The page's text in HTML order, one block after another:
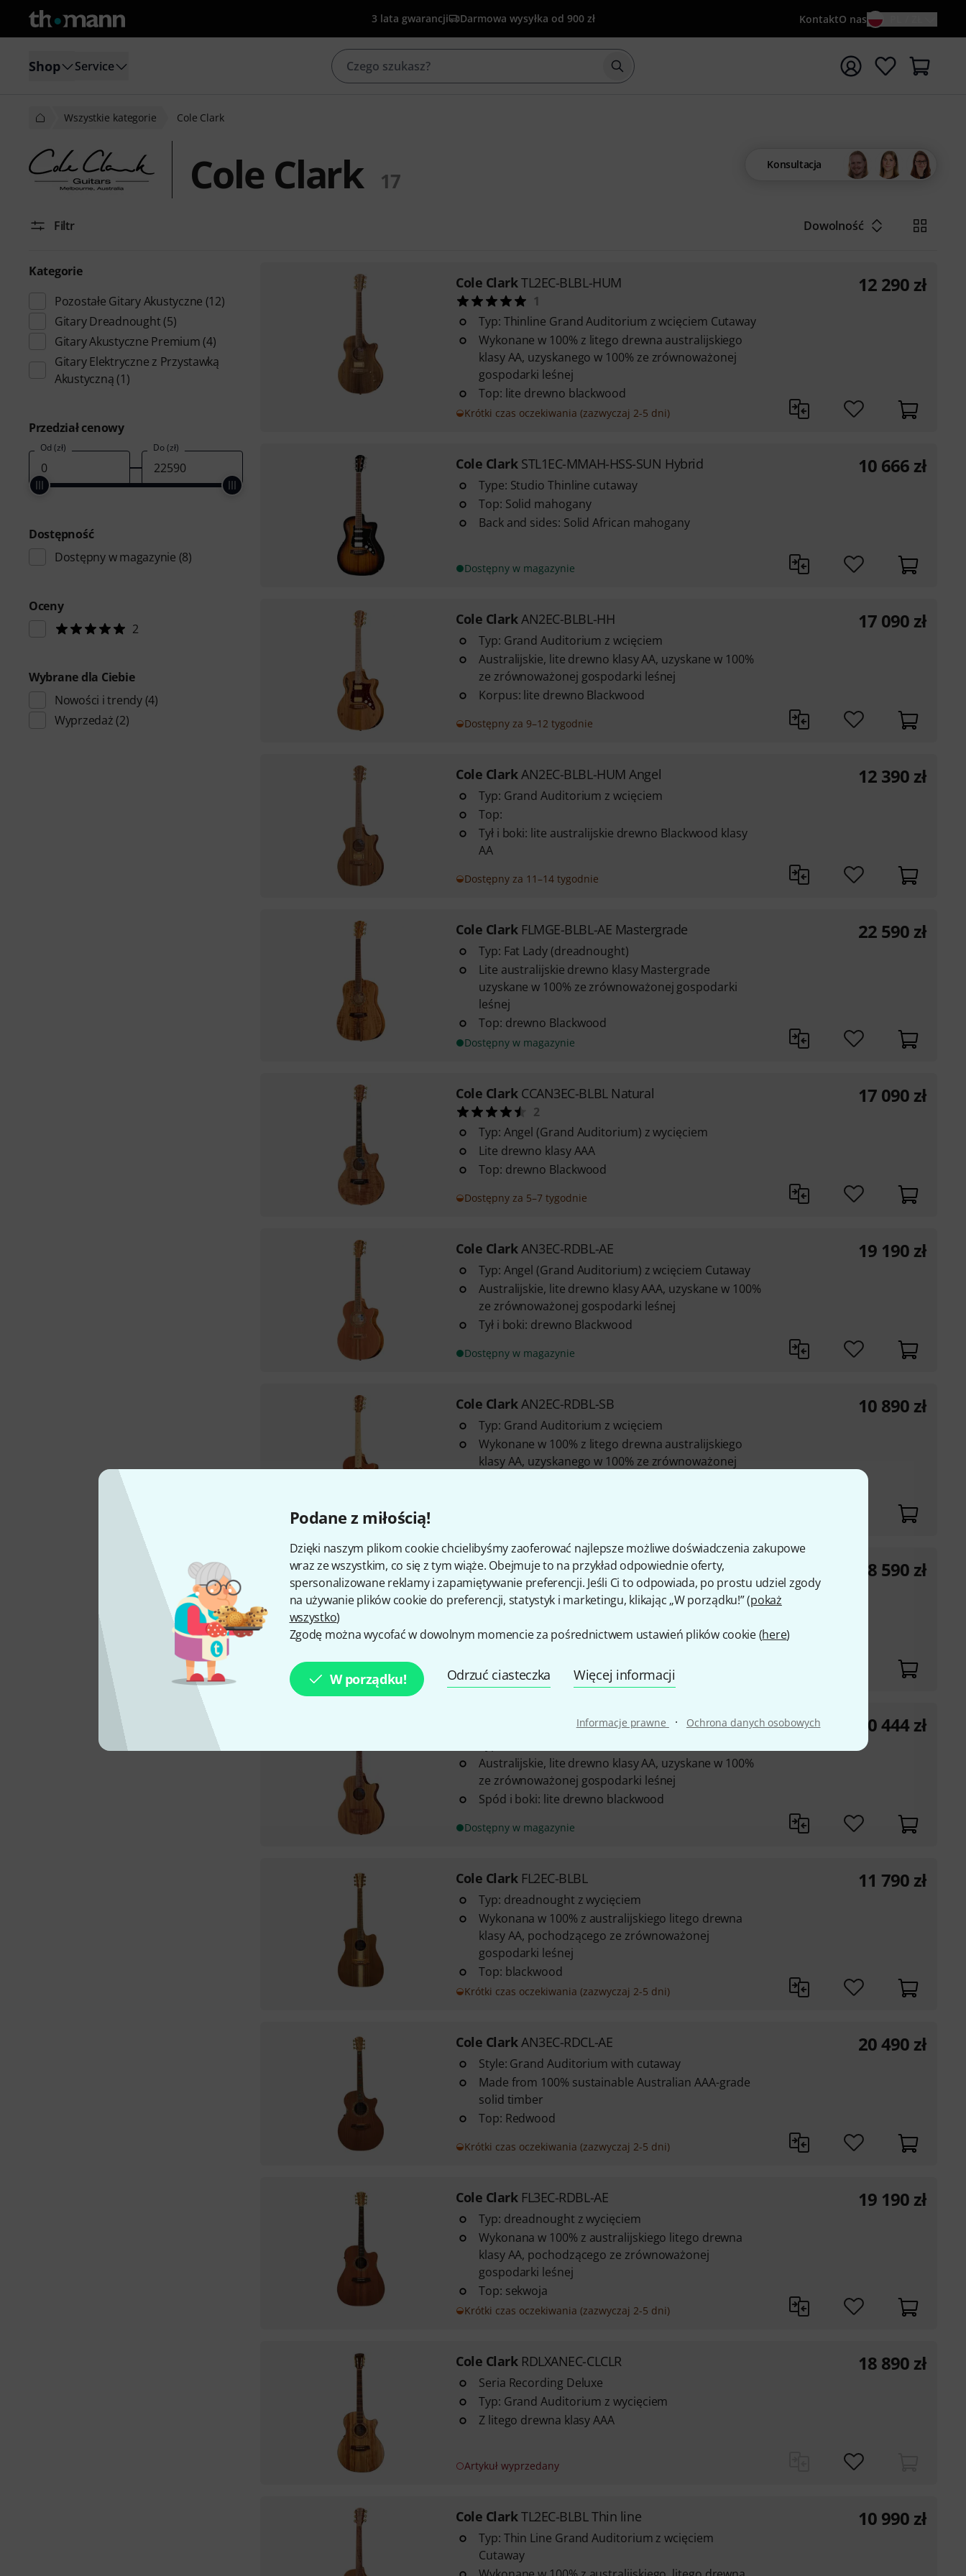
Podane z miłością!
Dzięki naszym plikom cookie chcielibyśmy zaoferować najlepsze możliwe doświadczenia zakupowe
wraz ze wszystkim, co się z tym wiąże. Obejmuje to na przykład odpowiednie oferty,
spersonalizowane reklamy i zapamiętywanie preferencji. Jeśli Ci to odpowiada, po prostu udziel zgody
na używanie plików cookie do preferencji, statystyk i marketingu, klikając „W porządku!” (pokaż
wszystko)
Zgodę można wycofać w dowolnym momencie za pośrednictwem ustawień plików cookie (here)
W porządku! Odrzuć ciasteczka Więcej informacji
Informacje prawne · Ochrona danych osobowych
3 lata gwarancji Darmowa wysyłka od 900 zł KontaktO nas
Shop Service Rozpocznij wyszukiwanie od słowa kluczowego {searchTerm}
Wszystkie kategorie Cole Clark
Cole Clark 17
Konsultacja
Filtr Dowolność
Kategorie
Pozostałe Gitary Akustyczne (12)
Gitary Dreadnought (5)
Gitary Akustyczne Premium (4)
Gitary Elektryczne z Przystawką
Akustyczną (1)
Przedział cenowy
Od (zł) Do (zł)
Dostępność
Dostępny w magazynie (8)
Oceny
2
Wybrane dla Ciebie
Nowości i trendy(4)
Wyprzedaż (2)
Cole ClarkTL2EC-BLBL-HUM
1
Typ: Thinline Grand Auditorium z wcięciem Cutaway
Wykonane w 100% z litego drewna australijskiego
klasy AA, uzyskanego w 100% ze zrównoważonej
gospodarki leśnej
Top: lite drewno blackwood
Krótki czas oczekiwania (zazwyczaj 2-5 dni)
12 290 zł
Cole Clark STL1EC-MMAH-HSS-SUN Hybrid
Type: Studio Thinline cutaway
Top: Solid mahogany
Back and sides: Solid African mahogany
Dostępny w magazynie
10 666 zł
Cole ClarkAN2EC-BLBL-HH
Typ: Grand Auditorium z wcięciem
Australijskie, lite drewno klasy AA, uzyskane w 100%
ze zrównoważonej gospodarki leśnej
Korpus: lite drewno Blackwood
Dostępny za 9–12 tygodnie
17 090 zł
Cole ClarkAN2EC-BLBL-HUM Angel
Typ: Grand Auditorium z wcięciem
Top:
Tył i boki: lite australijskie drewno Blackwood klasy
AA
Dostępny za 11–14 tygodnie
12 390 zł
Cole Clark FLMGE-BLBL-AE Mastergrade
Typ: Fat Lady (dreadnought)
Lite australijskie drewno klasy Mastergrade
uzyskane w 100% ze zrównoważonej gospodarki
leśnej
Top: drewno Blackwood
Dostępny w magazynie
22 590 zł
Cole Clark CCAN3EC-BLBL Natural
2
Typ: Angel (Grand Auditorium) z wycięciem
Lite drewno klasy AAA
Top: drewno Blackwood
Dostępny za 5–7 tygodnie
17 090 zł
Cole ClarkAN3EC-RDBL-AE
Typ: Angel (Grand Auditorium) z wcięciem Cutaway
Australijskie, lite drewno klasy AAA, uzyskane w 100%
ze zrównoważonej gospodarki leśnej
Tył i boki: drewno Blackwood
Dostępny w magazynie
19 190 zł
Cole ClarkAN2EC-RDBL-SB
Typ: Grand Auditorium z wcięciem
Wykonane w 100% z litego drewna australijskiego
klasy AA, uzyskanego w 100% ze zrównoważonej
10 890 zł
Cole ClarkAN3EC-BLBL-AE
Style: Grand Auditorium with cutaway
100% sustainable Australian AAA-grade solid woods
Body: Blackwood
Dostępny w magazynie
18 590 zł
AN2EC-BLBL Angel
Australijskie, lite drewno klasy AA, uzyskane w 100%
ze zrównoważonej gospodarki leśnej
Spód i boki: lite drewno blackwood
Dostępny w magazynie
10 444 zł
Cole Clark FL2EC-BLBL
Typ: dreadnought z wycięciem
Wykonana w 100% z australijskiego litego drewna
klasy AA, pochodzącego ze zrównoważonej
gospodarki leśnej
Top: blackwood
Krótki czas oczekiwania (zazwyczaj 2-5 dni)
11 790 zł
Cole ClarkAN3EC-RDCL-AE
Style: Grand Auditorium with cutaway
Made from 100% sustainable Australian AAA-grade
solid timber
Top: Redwood
Krótki czas oczekiwania (zazwyczaj 2-5 dni)
20 490 zł
Cole Clark FL3EC-RDBL-AE
Typ: dreadnought z wycięciem
Wykonana w 100% z australijskiego litego drewna
klasy AA, pochodzącego ze zrównoważonej
gospodarki leśnej
Top: sekwoja
Krótki czas oczekiwania (zazwyczaj 2-5 dni)
19 190 zł
Cole Clark RDLXANEC-CLCLR
Seria Recording Deluxe
Typ: Grand Auditorium z wycięciem
Z litego drewna klasy AAA
Artykuł wyprzedany
18 890 zł
Cole ClarkTL2EC-BLBL Thin line
Typ: Thin Line Grand Auditorium z wcięciem
Cutaway
10 990 zł